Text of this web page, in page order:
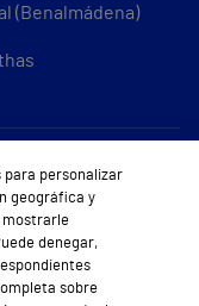
(Benalmádena)
para personalizar
geográfica y
mostrarle
denegar,
sobre